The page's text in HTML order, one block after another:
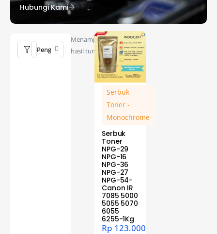
Hubungi Kami
Menampilkan
hasil tunggal
Serbuk
Toner -
Monochrome
Serbuk
Toner
NPG-29
NPG-16
NPG-36
NPG-27
NPG-54-
Canon IR
7085 5000
5055 5070
6055
6255-1Kg
Rp 123.000